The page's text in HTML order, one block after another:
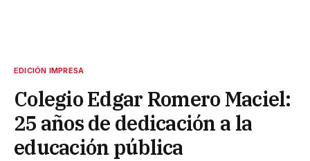
EDICIÓN IMPRESA
Colegio Edgar Romero Maciel:
25 años de dedicación a la
educación pública